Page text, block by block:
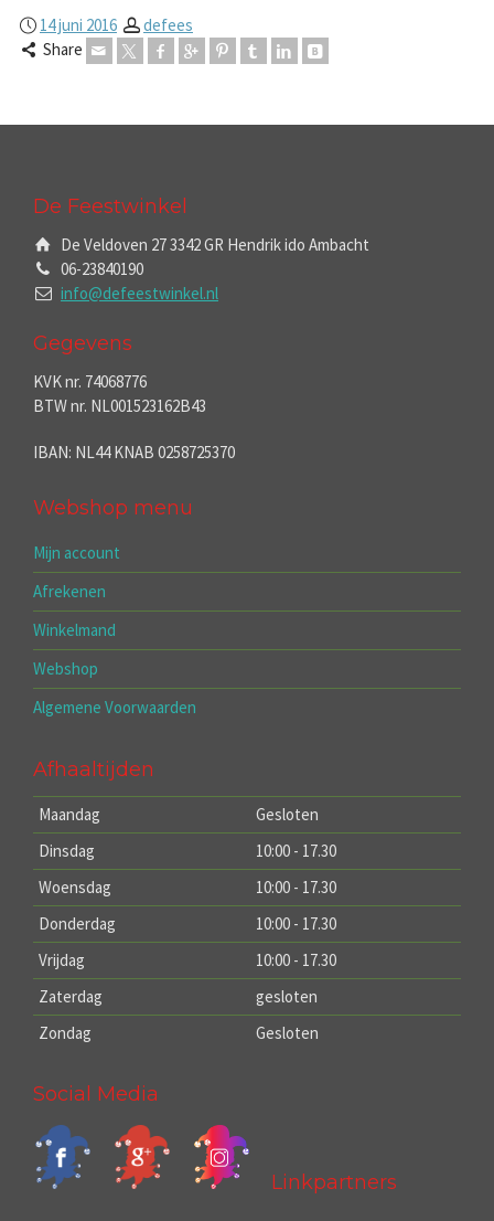
14 juni 2016
defees
Share
De Feestwinkel
De Veldoven 27 3342 GR Hendrik ido Ambacht
06-23840190
info@defeestwinkel.nl
Gegevens
KVK nr. 74068776
BTW nr. NL001523162B43
IBAN: NL44 KNAB 0258725370
Webshop menu
Mijn account
Afrekenen
Winkelmand
Webshop
Algemene Voorwaarden
Afhaaltijden
Maandag
Gesloten
Dinsdag
10:00 - 17.30
Woensdag
10:00 - 17.30
Donderdag
10:00 - 17.30
Vrijdag
10:00 - 17.30
Zaterdag
gesloten
Zondag
Gesloten
Social Media
Linkpartners